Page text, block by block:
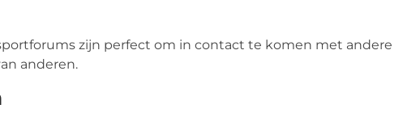
zijn perfect om in contact te komen met andere
anderen.